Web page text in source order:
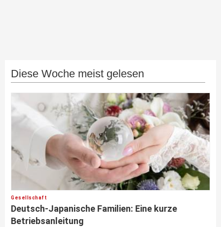
Diese Woche meist gelesen
Gesellschaft
Deutsch-Japanische Familien: Eine kurze
Betriebsanleitung